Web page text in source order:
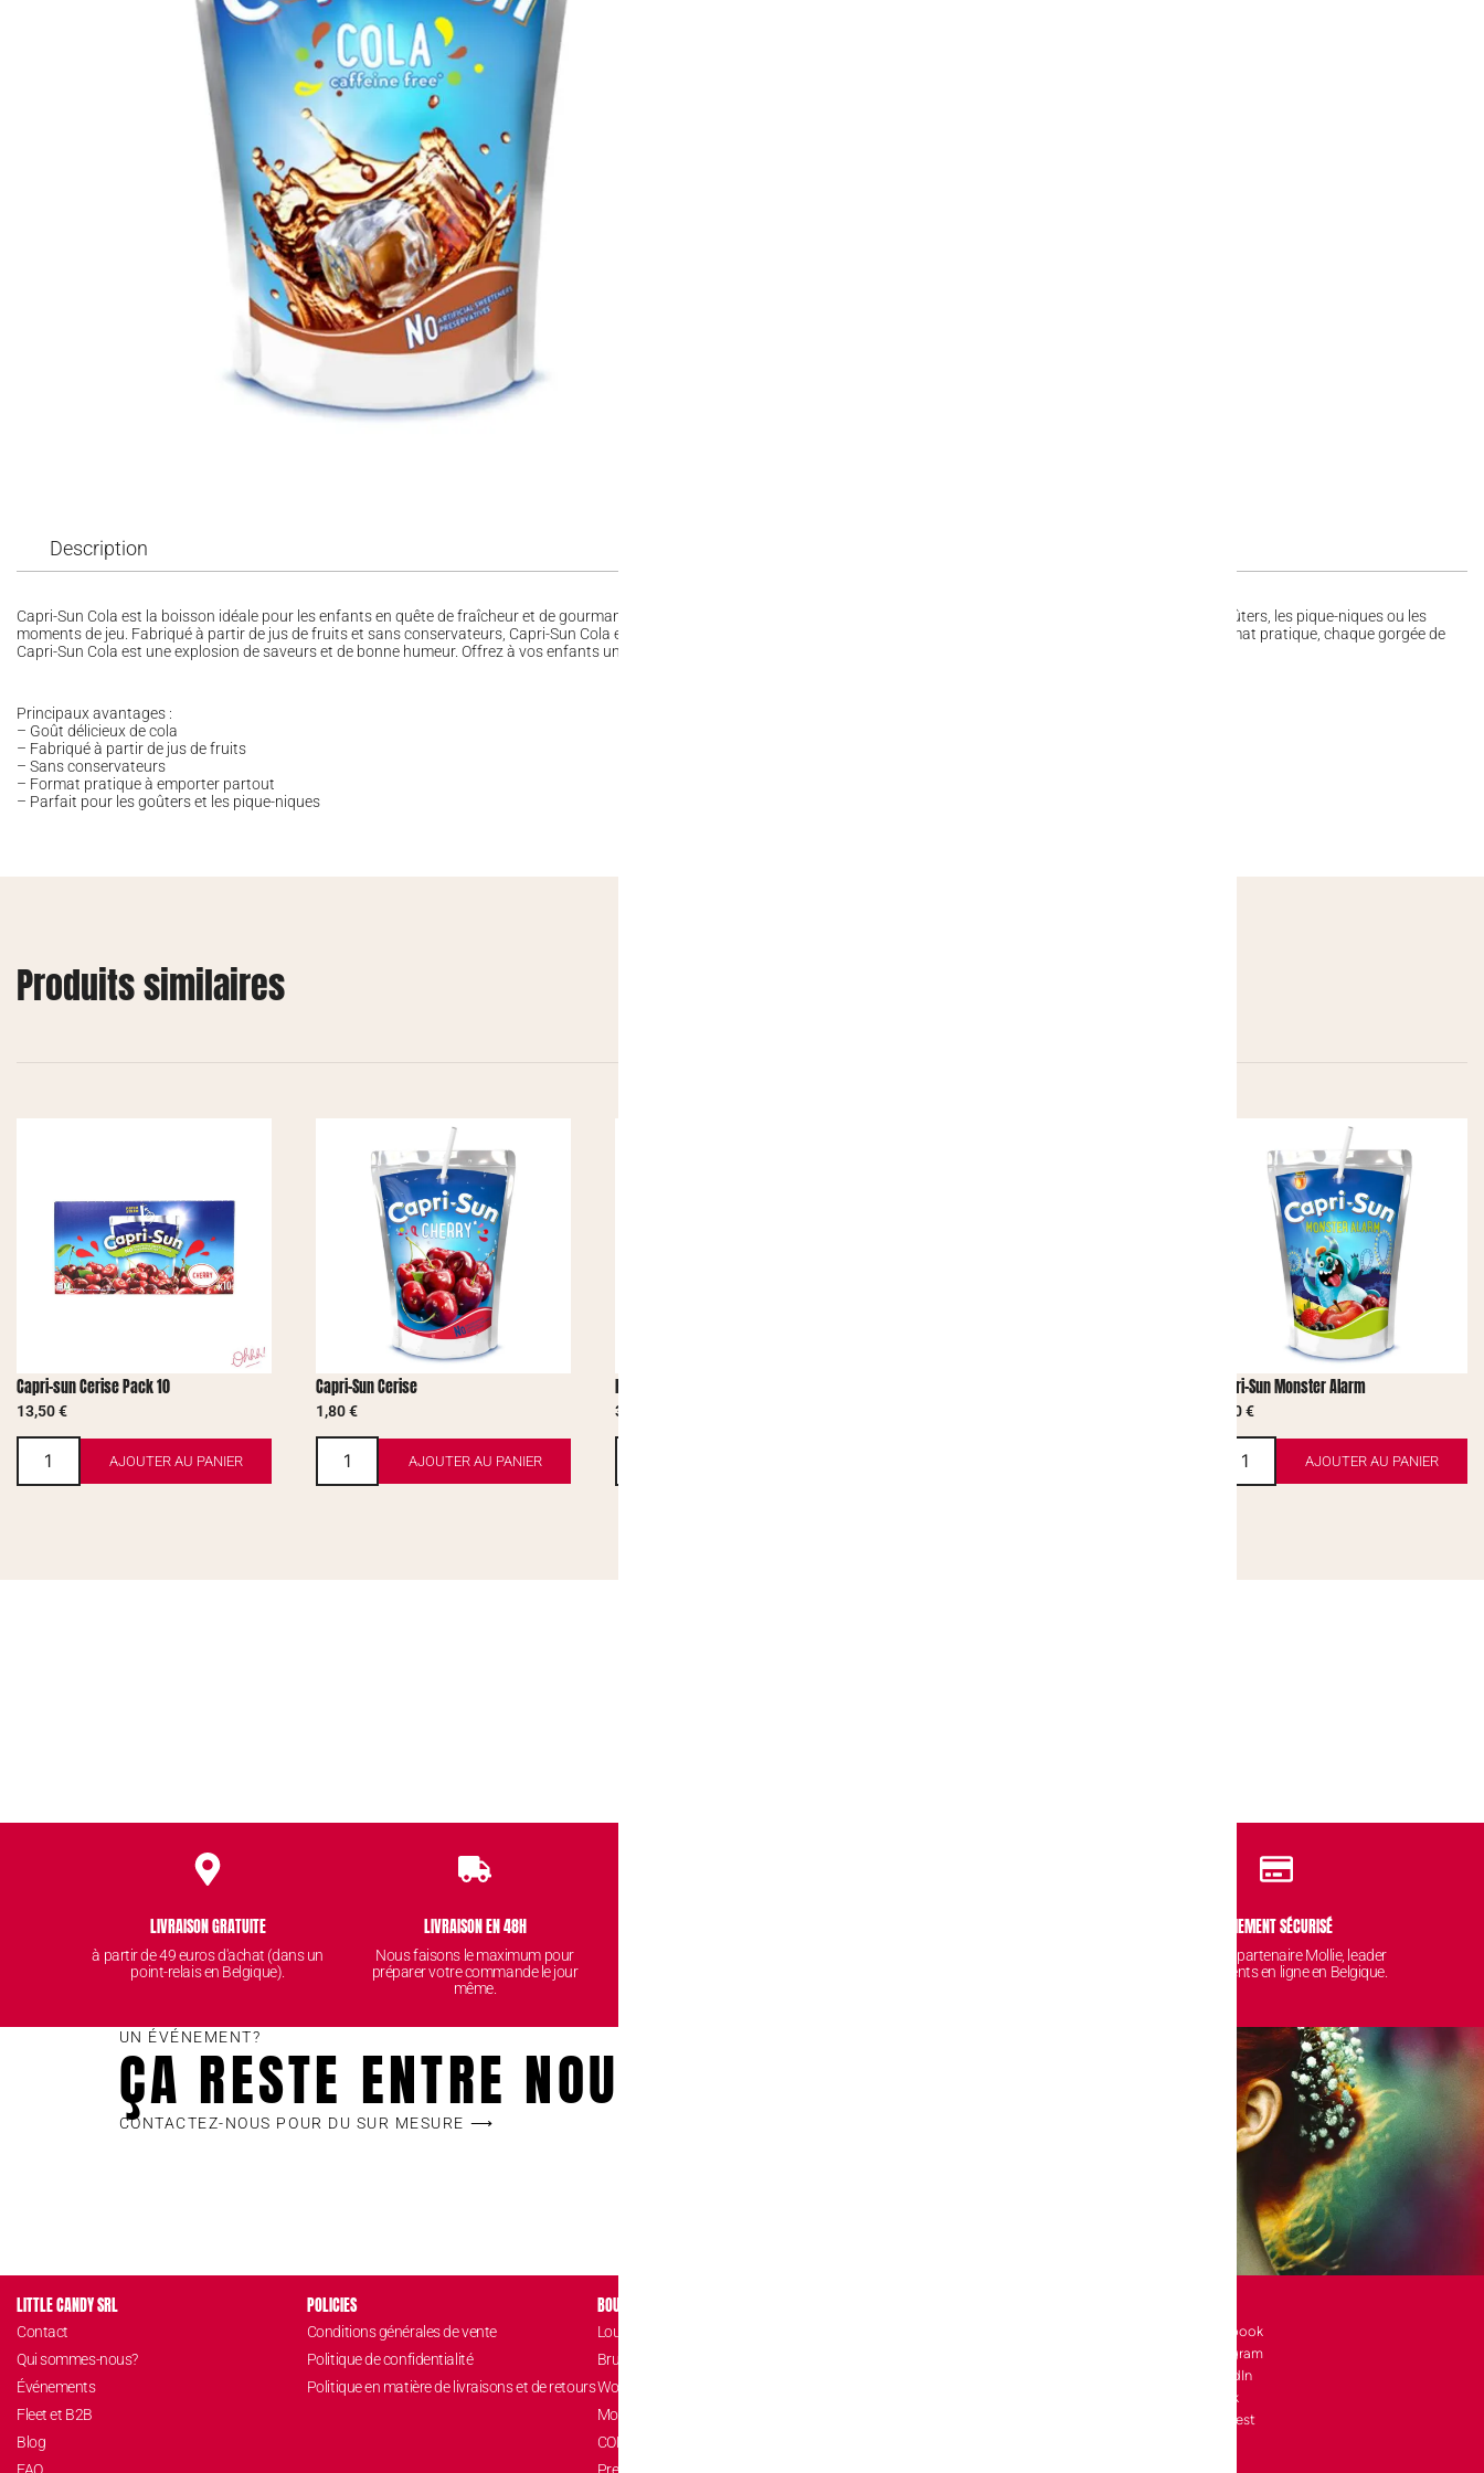
Description
Capri-Sun Cola est la boisson idéale pour les enfants en quête de fraîcheur et de gourmandise. Avec son délicieux goût de cola, cette boisson rafraîchissante est parfaite pour les goûters, les pique-niques ou les
moments de jeu. Fabriqué à partir de jus de fruits et sans conservateurs, Capri-Sun Cola est une alternative saine aux sodas traditionnels. Facile à emporter partout grâce à son format pratique, chaque gorgée de
Capri-Sun Cola est une explosion de saveurs et de bonne humeur. Offrez à vos enfants une pause gourmande et rafraîchissante avec Capri-Sun Cola !
Principaux avantages :
– Goût délicieux de cola
– Fabriqué à partir de jus de fruits
– Sans conservateurs
– Format pratique à emporter partout
– Parfait pour les goûters et les pique-niques
Produits similaires
Capri-sun Cerise Pack 10
13,50€
AJOUTER AU PANIER
Capri-Sun Cerise
1,80€
AJOUTER AU PANIER
RedBull Peche SUMMER
3,30
Capri-Sun Monster Alarm
1,80€
AJOUTER AU PANIER
LIVRAISON GRATUITE
à partir de 49 euros d'achat (dans un
point-relais en Belgique).
LIVRAISON EN 48H
Nous faisons le maximum pour
préparer votre commande le jour
même.
PAIEMENT SÉCURISÉ
Avec notre partenaire Mollie, leader
des paiements en ligne en Belgique.
UN ÉVÉNEMENT?
ÇA RESTE ENTRE NOUS!
CONTACTEZ-NOUS POUR DU SUR MESURE ⟶
LITTLE CANDY SRL
Contact
Qui sommes-nous?
Événements
Fleet et B2B
Blog
FAQ
POLICIES
Conditions générales de vente
Politique de confidentialité
Politique en matière de livraisons et de retours
BOUTIQUES
Louvain-la-Neuve Esplanade
Brussels The Mint
Woluwé Shopping Center
Mons Les Grands Prés
CONFIZZ Card
Pressé.e? Uber Eats
Facebook
Instagram
LinkedIn
TikTok
Pinterest